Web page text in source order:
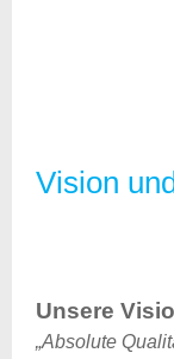
Vision
Unsere
„Absolute